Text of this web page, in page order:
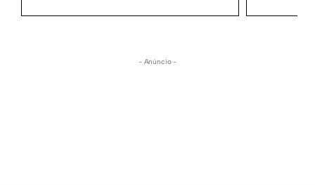
- Anúncio -